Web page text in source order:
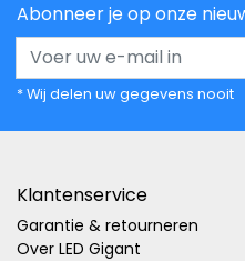
Abonneer je op onze
* Wij delen uw gegevens nooit
Klantenservice
Garantie & retourneren
Over LED Gigant